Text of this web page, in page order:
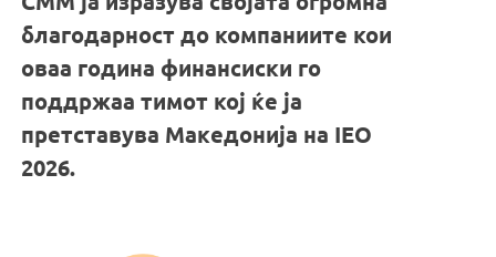
благодарност до компаниите кои
оваа година финансиски го
поддржаа тимот кој ќе ја
претставува Македонија на IEO
2026.